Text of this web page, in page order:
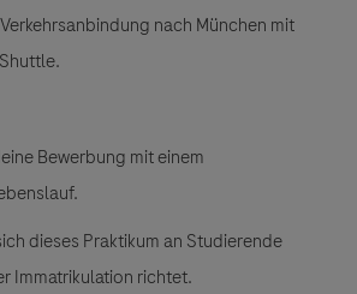
nach München mit
Bewerbung mit einem
dieses Praktikum an Studierende
Immatrikulation richtet.